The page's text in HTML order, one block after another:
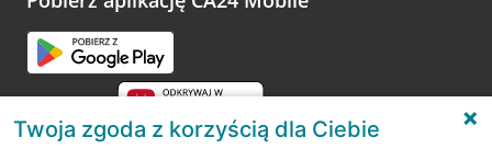
Twoja zgoda z korzyścią dla Ciebie